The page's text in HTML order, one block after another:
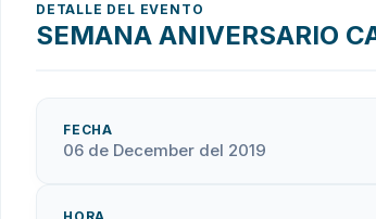
DETALLE DEL EVENTO
SEMANA ANIVERSARIO
FECHA
06 de December del 2019